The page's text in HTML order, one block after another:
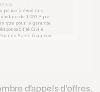
police prévoit une
de 1 000 $ par
pour la garantie
Civile
Après Livraison
1
d'appels d'offres.